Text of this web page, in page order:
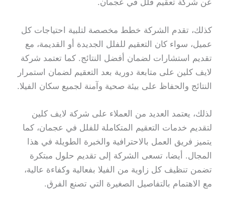
عن شركة تعقيم فلل في عجمان.
كذلك، تقدم الشركة خطط مخصصة لتلبية احتياجات كل
عميل، سواء كان التعقيم للفلل الجديدة أو القديمة، مع
تقديم استشارات لضمان أفضل النتائج. كما تعتمد شركة
لايف كلين على متابعة دورية بعد التعقيم لضمان استمرار
النتائج والحفاظ على بيئة صحية وآمنة لجميع سكان الفيلا.
لذلك، يعتمد العديد من العملاء على شركة لايف كلين
لتقديم خدمات التعقيم المتكاملة للفلل في عجمان، كما
يتميز فريق العمل بالاحترافية والخبرة الطويلة في هذا
المجال. أيضا، تسعى الشركة إلى تقديم حلول مبتكرة
تضمن تنظيف كل زاوية من الفيلا بفعالية وكفاءة عالية،
مع الاهتمام بالتفاصيل الصغيرة التي تصنع الفرق.